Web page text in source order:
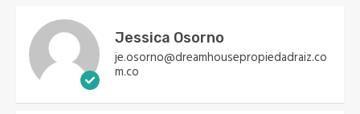
Jessica Osorno
je.osorno@dreamhousepropiedadraiz.co
m.co